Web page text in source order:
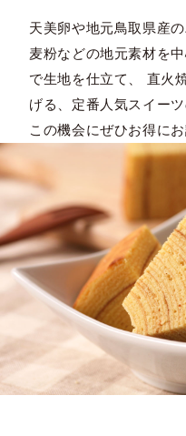
天美卵や地元鳥取県産
麦粉などの地元素材を
で生地を仕立て、 直火
げる、定番人気スイー
この機会にぜひお得に